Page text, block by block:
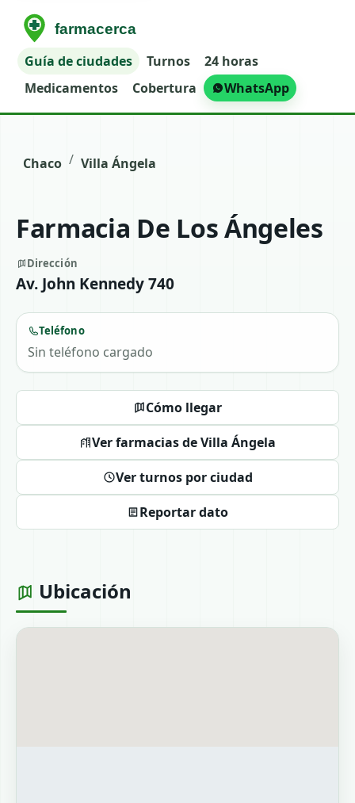
Guía de ciudades Turnos
24 horas
Medicamentos
Cobertura WhatsApp
Chaco / Villa Ángela
Farmacia De Los Ángeles
Dirección
Av. John Kennedy 740
Teléfono
Sin teléfono cargado
Cómo llegar
Ver farmacias de Villa Ángela
Ver turnos por ciudad
Reportar dato
Ubicación